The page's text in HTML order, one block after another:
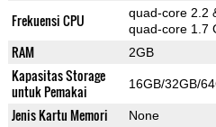
Frekuensi CPU
quad-core 2.2
quad-core 1.7
RAM 2GB
Kapasitas Storage
untuk Pemakai
16GB/32GB/
Jenis Kartu Memori None